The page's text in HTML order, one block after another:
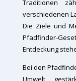
Traditionen
verschiedenen
Die Ziele und
Pfadfinder-
Entdeckung
Bei den
Umwelt